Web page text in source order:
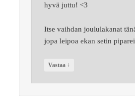
hyvä juttu! <3
Itse vaihdan joululakanat
jopa leipoa ekan setin
Vastaa ↓